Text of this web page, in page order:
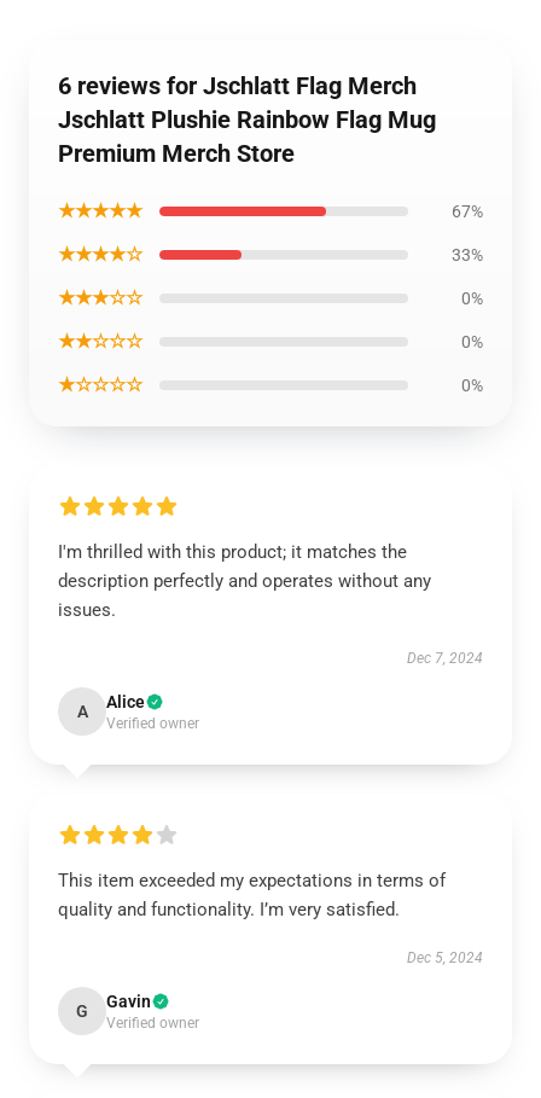
6 reviews for Jschlatt Flag Merch
Jschlatt Plushie Rainbow Flag Mug
Premium Merch Store
★★★★★ 67%
★★★★☆ 33%
★★★☆☆ 0%
★★☆☆☆ 0%
★☆☆☆☆ 0%
I'm thrilled with this product; it matches the
description perfectly and operates without any
issues.
Dec 7, 2024
A Alice
Verified owner
This item exceeded my expectations in terms of
quality and functionality. I’m very satisfied.
Dec 5, 2024
G Gavin
Verified owner